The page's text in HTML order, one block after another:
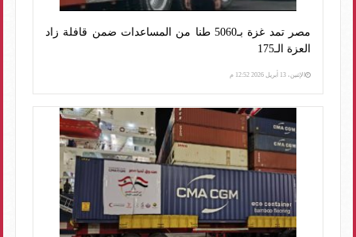
مصر تمد غزة بـ5060 طنا من المساعدات ضمن قافلة زاد
العزة الـ175
الإثنين، 13 أبريل 2026 12:52 م